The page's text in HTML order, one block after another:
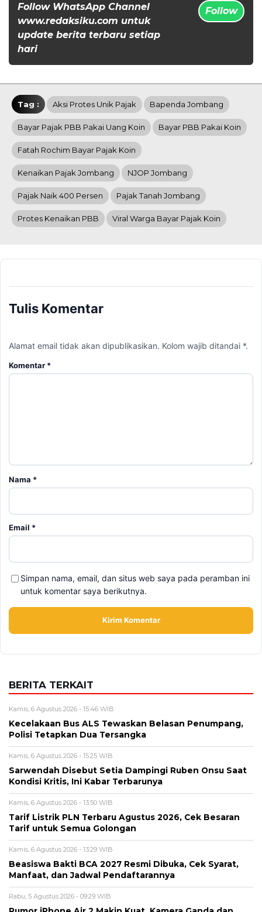
Follow WhatsApp Channel
www.redaksiku.com untuk
update berita terbaru setiap
hari
Follow
Tag : Aksi Protes Unik Pajak Bapenda Jombang
Bayar Pajak PBB Pakai Uang Koin Bayar PBB Pakai Koin
Fatah Rochim Bayar Pajak Koin
Kenaikan Pajak Jombang NJOP Jombang
Pajak Naik 400 Persen Pajak Tanah Jombang
Protes Kenaikan PBB Viral Warga Bayar Pajak Koin
Tulis Komentar
Alamat email tidak akan dipublikasikan. Kolom wajib ditandai *.
Komentar*
Nama*